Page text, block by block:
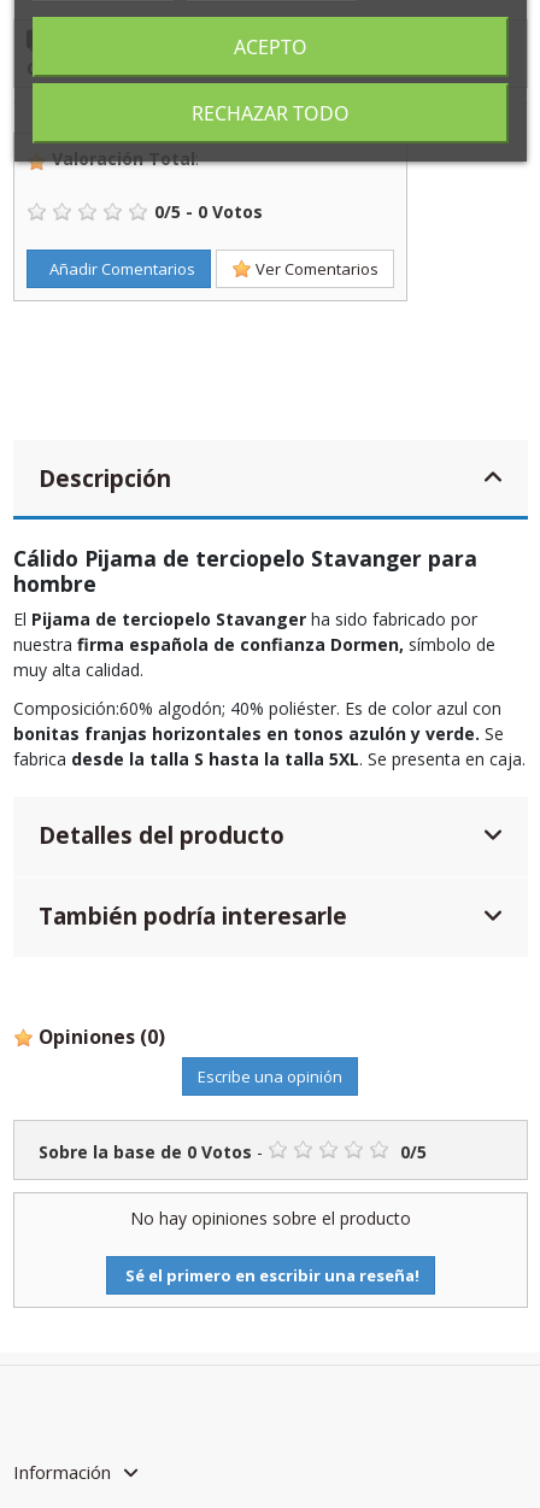
y recíbeloentre
Valoración Total:
0/5 - 0 Votos
Añadir Comentarios Ver Comentarios
Descripción
Cálido Pijama de terciopelo Stavanger para
hombre
El Pijama de terciopelo Stavangerha sido fabricado por
nuestra firma española de confianza Dormen, símbolo de
muy alta calidad.
Composición:60% algodón; 40% poliéster. Es de color azul con
bonitas franjas horizontales en tonos azulón y verde. Se
fabrica desde la talla S hasta la talla 5XL. Se presenta en caja.
Detalles del producto
También podría interesarle
Opiniones (0)
Escribe una opinión
Sobre la base de 0Votos - 0/5
No hay opiniones sobre el producto
Sé el primero en escribir una reseña!
Información
RECHAZAR TODO
ACEPTO